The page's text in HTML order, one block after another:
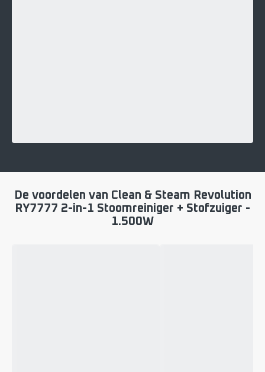
De voordelen van Clean & Steam Revolution
RY7777 2-in-1 Stoomreiniger + Stofzuiger -
1.500W